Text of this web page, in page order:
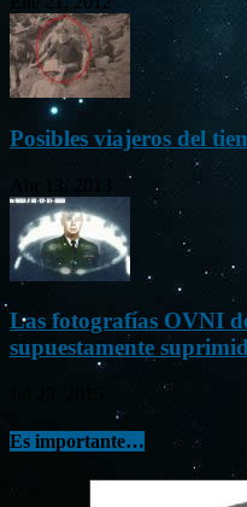
Posibles viajeros del
Abr 13, 2013
Las fotografías OVNI
supuestamente
Es importante…